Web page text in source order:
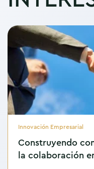
Innovación Empresarial
Construyendo
la colaboración